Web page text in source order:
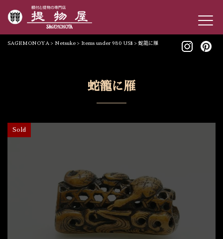
SAGEMONOYA > Netsuke > Items under 980 US$ > 蛇籠に雁
蛇籠に雁
Sold